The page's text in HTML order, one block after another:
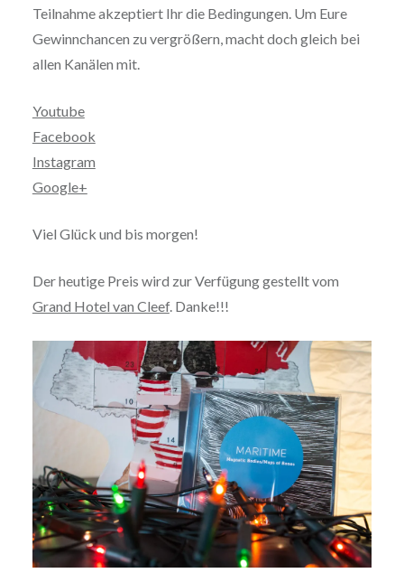
Teilnahme akzeptiert Ihr die Bedingungen. Um Eure
Gewinnchancen zu vergrößern, macht doch gleich bei
allen Kanälen mit.
Youtube
Facebook
Instagram
Google+
Viel Glück und bis morgen!
Der heutige Preis wird zur Verfügung gestellt vom
Grand Hotel van Cleef. Danke!!!